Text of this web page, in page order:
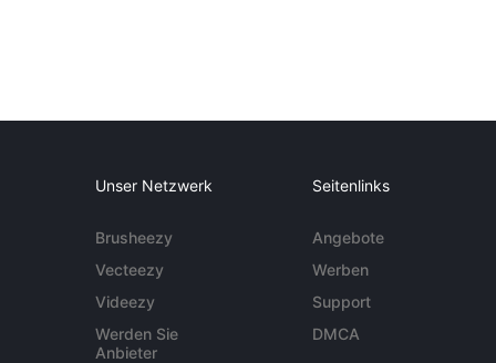
Unser Netzwerk
Brusheezy
Vecteezy
Videezy
Werden Sie
Anbieter
Seitenlinks
Angebote
Werben
Support
DMCA